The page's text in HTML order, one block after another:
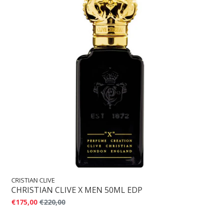
CRISTIAN CLIVE
CHRISTIAN CLIVE X MEN 50ML EDP
€175,00 €220,00